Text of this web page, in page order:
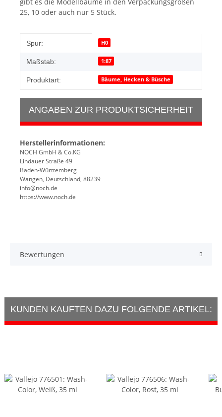
25, 10 oder auch nur 5 Stück.
Produkteigenschaft
Wert
Spur: H0
Maßstab: 1:87
Produktart: Bäume, Hecken & Büsche
ANGABEN ZUR PRODUKTSICHERHEIT
Herstellerinformationen:
NOCH GmbH & Co.KG
Lindauer Straße 49
Baden-Württemberg
Wangen, Deutschland, 88239
info@noch.de
https://www.noch.de
Bewertungen
KUNDEN KAUFTEN DAZU FOLGENDE ARTIKEL: